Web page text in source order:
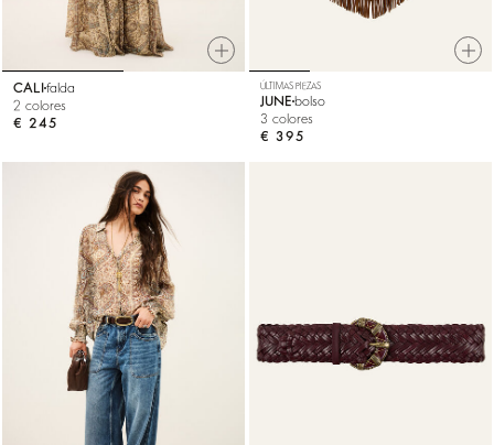
CALI falda
2 colores
€ 245
ÚLTIMAS PIEZAS
JUNE bolso
3 colores
€ 395